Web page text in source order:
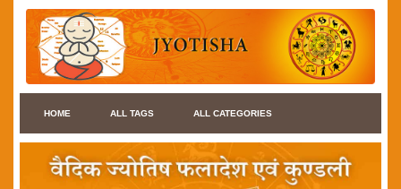
HOME ALL TAGS ALL CATEGORIES